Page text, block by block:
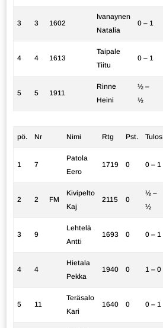
3 3 1602
Ivanaynen
Natalia
0 – 1
4 4 1613
Taipale
Tiitu
0 – 1
5 5 1911
Rinne
Heini
½ –
½
pö. Nr Nimi Rtg Pst. Tulos
1 7
Patola
Eero
1719 0 0 – 1
2 2 FM
Kivipelto
Kaj
2115 0
½ –
½
3 9
Lehtelä
Antti
1693 0 0 – 1
4 4
Hietala
Pekka
1940 0 1 – 0
5 11
Teräsalo
Kari
1640 0 0 – 1